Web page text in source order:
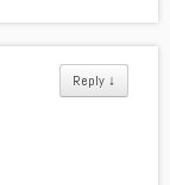
Reply ↓